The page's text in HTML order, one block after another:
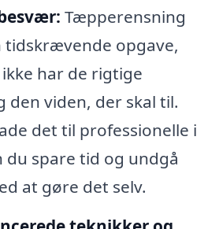
Tæpperensning
tidskrævende opgave,
har de rigtige
viden, der skal til.
det til professionelle i
du spare tid og undgå
at gøre det selv.